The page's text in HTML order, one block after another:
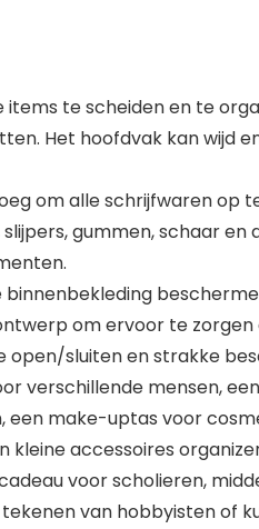
te scheiden en te
Het hoofdvak kan wijd
om alle schrijfwaren op
gummen, schaar en
om ervoor te
open/sluiten en strakke
verschillende mensen,
een make-uptas voor
kleine accessoires
voor scholieren,
van hobbyisten of